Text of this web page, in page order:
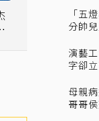
「五
分帥
演藝
字卻
母親
哥哥